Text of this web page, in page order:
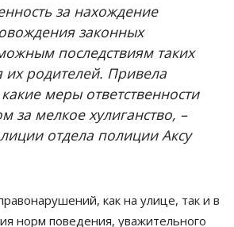
за нахождение
законных
последствиям таких
их родителей. Привела
меры ответственности
за мелкое хулиганство, –
отдела полиции Аксу
как на улице, так и в
норм поведения, уважительного